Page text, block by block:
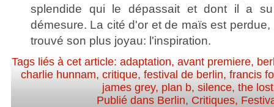
splendide qui le dépassait et dont il a
démesure. La cité d'or et de maïs est
trouvé son plus joyau: l'inspiration.
Tags liés à cet article: adaptation, avant premiere,
charlie hunnam,critique,festival de berlin,francis
james grey, plan b,silence,the
Publié dans Berlin, Critiques,